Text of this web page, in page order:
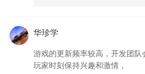
快讯网更新了什么?
新增司机可以自主补充信息
新增通用行业
华珍学
游戏的更新频率较高，开发团
玩家时刻保持兴趣和激情，